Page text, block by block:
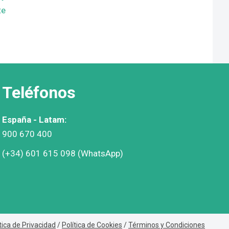
Teléfonos
España - Latam:
900 670 400
(+34) 601 615 098 (WhatsApp)
de Privacidad / Política de Cookies /Términos y Condiciones